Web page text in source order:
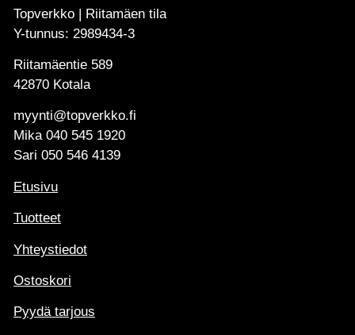
Topverkko | Riitamäen tila
Y-tunnus: 2989434-3
Riitamäentie 589
42870 Kotala
myynti@topverkko.fi
Mika 040 545 1920
Sari 050 546 4139
Etusivu
Tuotteet
Yhteystiedot
Ostoskori
Pyydä tarjous